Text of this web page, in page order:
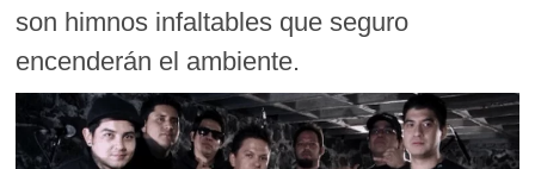
son himnos infaltables que seguro
encenderán el ambiente.